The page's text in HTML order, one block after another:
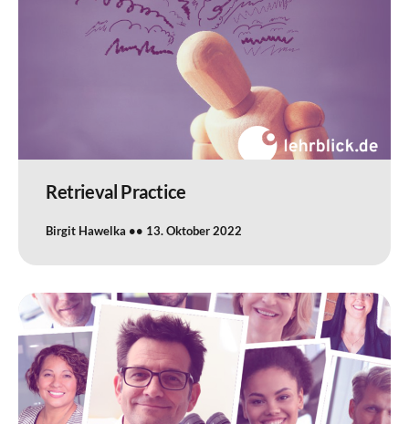
Retrieval Practice
Birgit Hawelka 13. Oktober 2022